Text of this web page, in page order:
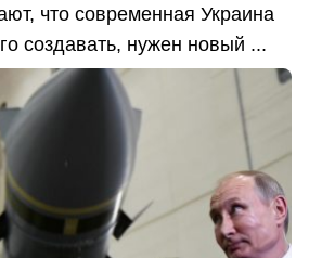
что современная Украина
создавать, нужен новый ...